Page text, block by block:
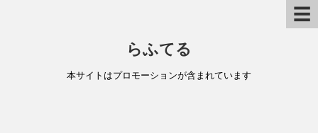
☰
らふてる
本サイトはプロモーションが含まれています